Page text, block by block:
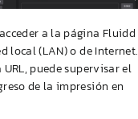
a la página Fluidd
local (LAN) o de Internet.
puede supervisar el
de la impresión en